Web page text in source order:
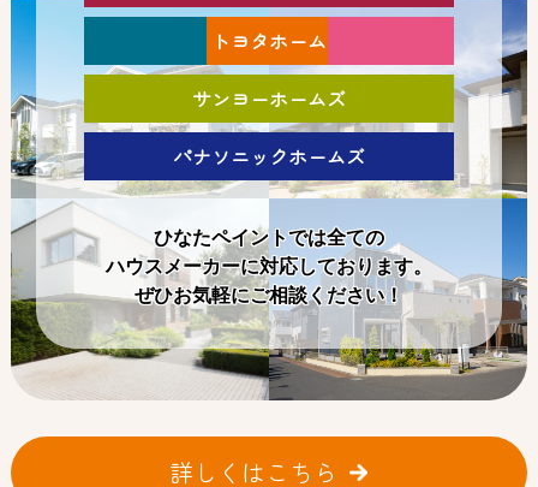
トヨタホーム
サンヨーホームズ
パナソニックホームズ
ひなたペイントでは全ての
ハウスメーカーに対応しております。
ぜひお気軽にご相談ください！
詳しくはこちら